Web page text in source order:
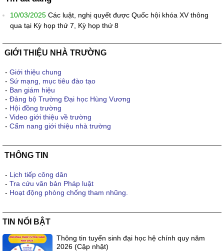
10/03/2025 Các luật, nghị quyết được Quốc hội khóa XV thông
qua tại Kỳ họp thứ 7, Kỳ họp thứ 8
GIỚI THIỆU NHÀ TRƯỜNG
- Giới thiệu chung
- Sứ mạng, mục tiêu đào tạo
- Ban giám hiệu
- Đảng bộ Trường Đại học Hùng Vương
- Hội đồng trường
- Video giới thiệu về trường
- Cẩm nang giới thiệu nhà trường
THÔNG TIN
- Lịch tiếp công dân
- Tra cứu văn bản Pháp luật
- Hoạt động phòng chống tham nhũng.
TIN NỔI BẬT
Thông tin tuyển sinh đại học hệ chính quy năm
2026 (Cập nhật)